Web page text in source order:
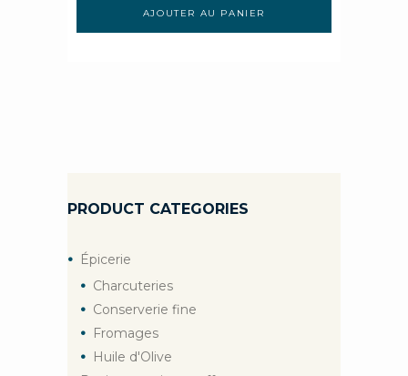
AJOUTER AU PANIER
PRODUCT CATEGORIES
Épicerie
Charcuteries
Conserverie fine
Fromages
Huile d'Olive